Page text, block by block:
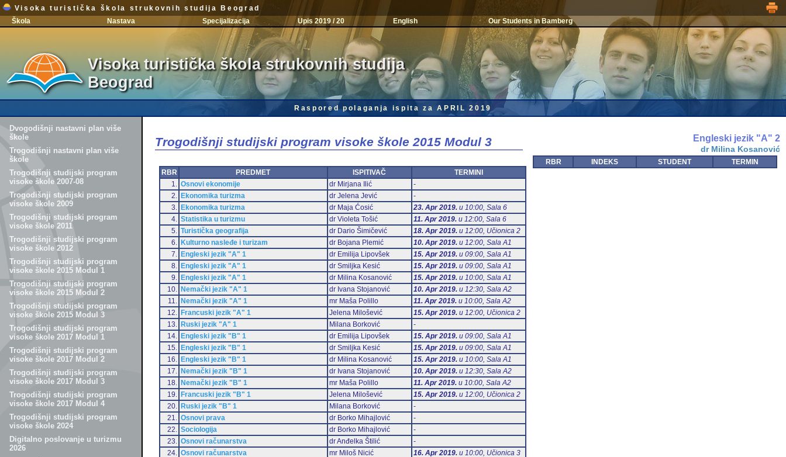
Visoka turistička škola strukovnih studija Beograd
Škola
Nastava Specijalizacija Upis 2019 / 20 English Our Students in Bamberg
Visoka turistička škola strukovnih studija
Beograd
Raspored polaganja ispita za APRIL 2019
Dvogodišnji nastavni plan više
škole
Trogodišnji nastavni plan više
škole
Trogodišnji studijski program
visoke škole 2007-08
Trogodišnji studijski program
visoke škole 2009
Trogodišnji studijski program
visoke škole 2011
Trogodišnji studijski program
visoke škole 2012
Trogodišnji studijski program
visoke škole 2015 Modul 1
Trogodišnji studijski program
visoke škole 2015 Modul 2
Trogodišnji studijski program
visoke škole 2015 Modul 3
Trogodišnji studijski program
visoke škole 2017 Modul 1
Trogodišnji studijski program
visoke škole 2017 Modul 2
Trogodišnji studijski program
visoke škole 2017 Modul 3
Trogodišnji studijski program
visoke škole 2017 Modul 4
Trogodišnji studijski program
visoke škole 2024
Digitalno poslovanje u turizmu
2026
Trogodišnji studijski program visoke škole 2015 Modul 3
RBR PREDMET ISPITIVAČ
TERMINI
1.
Osnovi ekonomije dr Mirjana Ilić
-
2.
Ekonomika turizma dr Jelena Jević
-
3.
Ekonomika turizma dr Maja Ćosić 23. Apr 2019.u 10:00, Sala 6
4.
Statistika u turizmu dr Violeta Tošić 11. Apr 2019.u 12:00, Sala 6
5.
Turistička geografija dr Dario Šimičević 18. Apr 2019.u 12:00, Učionica 2
6.
Kulturno nasleđe i turizam dr Bojana Plemić 10. Apr 2019.u 12:00, Sala А1
7.
Engleski jezik "A" 1 dr Emilija Lipovšek 15. Apr 2019.u 09:00, Sala А1
8.
Engleski jezik "A" 1 dr Smiljka Kesić 15. Apr 2019.u 09:00, Sala А1
9.
Engleski jezik "A" 1 dr Milina Kosanović 15. Apr 2019.u 10:00, Sala А1
10.
Nemački jezik "A" 1 dr Ivana Stojanović 10. Apr 2019.u 12:30, Sala А2
11.
Nemački jezik "A" 1 mr Maša Polillo 11. Apr 2019.u 10:00, Sala А2
12.
Francuski jezik "A" 1 Jelena Milošević 15. Apr 2019.u 12:00, Učionica 2
13.
Ruski jezik "A" 1 Milana Borković
-
14.
Engleski jezik "B" 1 dr Emilija Lipovšek 15. Apr 2019.u 09:00, Sala А1
15.
Engleski jezik "B" 1 dr Smiljka Kesić 15. Apr 2019.u 09:00, Sala А1
16.
Engleski jezik "B" 1 dr Milina Kosanović 15. Apr 2019.u 10:00, Sala А1
17.
Nemački jezik "B" 1 dr Ivana Stojanović 10. Apr 2019.u 12:30, Sala А2
18.
Nemački jezik "B" 1 mr Maša Polillo 11. Apr 2019.u 10:00, Sala А2
19.
Francuski jezik "B" 1 Jelena Milošević 15. Apr 2019.u 12:00, Učionica 2
20.
Ruski jezik "B" 1 Milana Borković
-
21.
Osnovi prava dr Borko Mihajlović
-
22.
Sociologija dr Borko Mihajlović
-
23.
Osnovi računarstva dr Anđelka Štilić
-
24.
Osnovi računarstva mr Miloš Nicić 16. Apr 2019.u 10:00, Učionica 3
Engleski jezik "A" 2
dr Milina Kosanović
RBR INDEKS STUDENT TERMIN